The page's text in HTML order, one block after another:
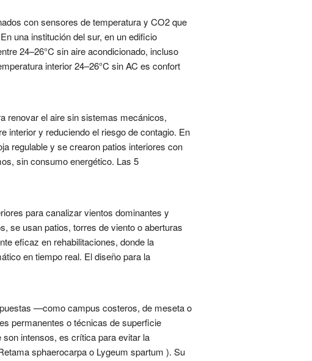
con sensores de temperatura y CO2 que
una institución del sur, en un edificio
24–26°C sin aire acondicionado, incluso
interior 24–26°C sin AC es confort
renovar el aire sin sistemas mecánicos,
interior y reduciendo el riesgo de contagio. En
regulable y se crearon patios interiores con
sin consumo energético. Las 5
para canalizar vientos dominantes y
se usan patios, torres de viento o aberturas
eficaz en rehabilitaciones, donde la
en tiempo real. El diseño para la
—como campus costeros, de meseta o
permanentes o técnicas de superficie
intensos, es crítica para evitar la
sphaerocarpa o Lygeum spartum ). Su